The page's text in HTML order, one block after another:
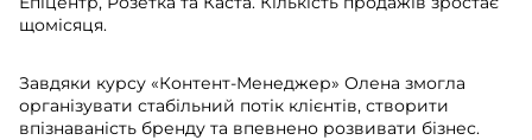
щомісяця.
Завдяки курсу «Контент-Менеджер» Олена змогла
організувати стабільний потік клієнтів, створити
впізнаваність бренду та впевнено розвивати бізнес.